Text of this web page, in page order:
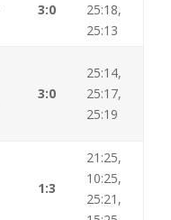
3:0
25:18,
25:13
3:0
25:14,
25:17,
25:19
1:3
21:25,
10:25,
25:21,